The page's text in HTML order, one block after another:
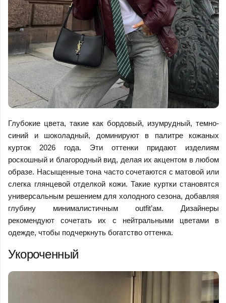
Глубокие цвета, такие как бордовый, изумрудный, темно-
синий и шоколадный, доминируют в палитре кожаных
курток 2026 года. Эти оттенки придают изделиям
роскошный и благородный вид, делая их акцентом в любом
образе. Насыщенные тона часто сочетаются с матовой или
слегка глянцевой отделкой кожи. Такие куртки становятся
универсальным решением для холодного сезона, добавляя
глубину минималистичным outfit’ам. Дизайнеры
рекомендуют сочетать их с нейтральными цветами в
одежде, чтобы подчеркнуть богатство оттенка.
Укороченный